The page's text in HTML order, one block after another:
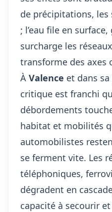
de précipitations, les
; l’eau file en
surcharge les
transforme des axes
À Valence et dans
critique est franchi
débordements
habitat et mobilités
automobilistes
se ferment vite. Les
téléphoniques,
dégradent en
capacité à secourir et